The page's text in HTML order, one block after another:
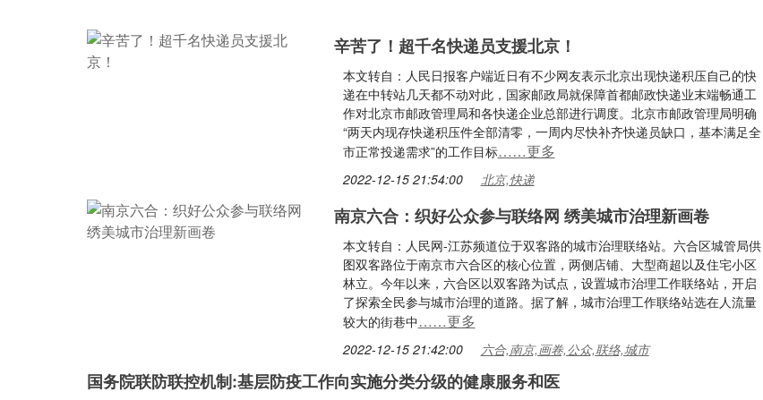
辛苦了！超千名快递员支援北京！
本文转自：人民日报客户端近日有不少网友表示北京出现快递积压自己的快
递在中转站几天都不动对此，国家邮政局就保障首都邮政快递业末端畅通工
作对北京市邮政管理局和各快递企业总部进行调度。北京市邮政管理局明确
“两天内现存快递积压件全部清零，一周内尽快补齐快递员缺口，基本满足全
市正常投递需求”的工作目标……更多
2022-12-15 21:54:00 北京,快递
南京六合：织好公众参与联络网 绣美城市治理新画卷
本文转自：人民网-江苏频道位于双客路的城市治理联络站。六合区城管局供
图双客路位于南京市六合区的核心位置，两侧店铺、大型商超以及住宅小区
林立。今年以来，六合区以双客路为试点，设置城市治理工作联络站，开启
了探索全民参与城市治理的道路。据了解，城市治理工作联络站选在人流量
较大的街巷中……更多
2022-12-15 21:42:00 六合,南京,画卷,公众,联络,城市
国务院联防联控机制:基层防疫工作向实施分类分级的健康服务和医